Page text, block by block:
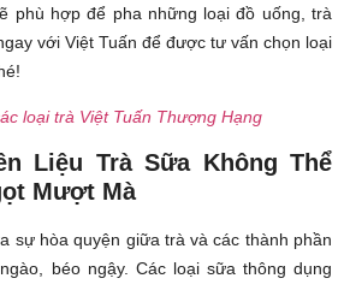
phù hợp để pha những loại đồ uống, trà
với Việt Tuấn để được tư vấn chọn loại
loại trà Việt Tuấn Thượng Hạng
Liệu Trà Sữa Không Thể
Mượt Mà
sự hòa quyện giữa trà và các thành phần
béo ngậy. Các loại sữa thông dụng